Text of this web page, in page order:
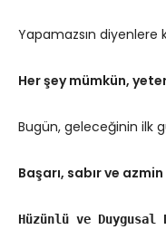
Yapamazsın diyenlere
Her şey mümkün,
Bugün, geleceğinin ilk
Başarı, sabır ve
Hüzünlü ve Duygusal